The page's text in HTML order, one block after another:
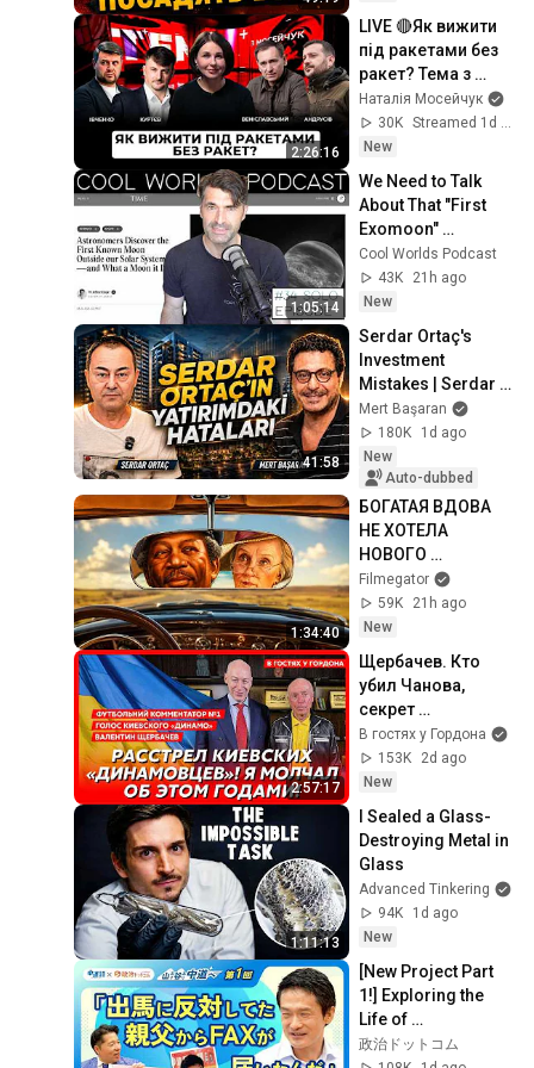
чому ЗЕЛЕНСЬКИЙ
РОЗІГНАВ ВСІХ
2:26:16
LIVE 🔴Як вижити
під ракетами без
ракет? Тема з
Мосейчук. 137
випуск
Наталія Мосейчук
30K
Streamed 1d ago
New
1:05:14
We Need to Talk
About That "First
Exomoon"
Discovery
Cool Worlds Podcast
43K
21h ago
New
41:58
Serdar Ortaç's
Investment
Mistakes | Serdar
Ortaç & Mert
Başaran
Mert Başaran
180K
1d ago
New
Auto-dubbed
1:34:40
БОГАТАЯ ВДОВА
НЕ ХОТЕЛА
НОВОГО
ВОДИТЕЛЯ, НО
ИМЕННО ОН
ИЗМЕНИЛ ЕЕ
ЖИЗНЬ! ШОФЕР
МИСС ДЭЙЗИ
Filmegator
59K
21h ago
New
2:57:17
Щербачев. Кто
убил Чанова,
секрет
Кашпировского,
мат деда Панаса,
вербовка КГБ,
редактор
В гостях у Гордона
153K
2d ago
New
1:11:13
I Sealed a Glass-
Destroying Metal in
Glass
Advanced Tinkering
94K
1d ago
New
[New Project Part
1!] Exploring the
Life of
Representative
政治ドットコム